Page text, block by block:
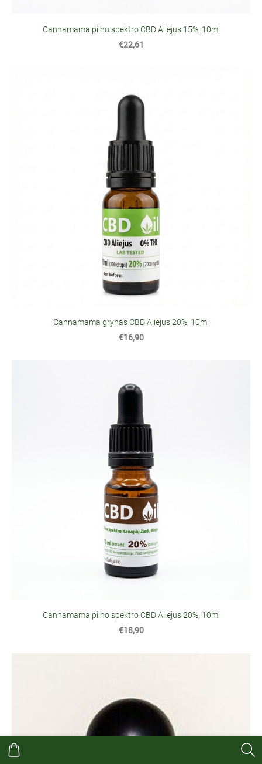
Cannamama pilno spektro CBD Aliejus 15%, 10ml
€22,61
Cannamama grynas CBD Aliejus 20%, 10ml
€16,90
Cannamama pilno spektro CBD Aliejus 20%, 10ml
€18,90